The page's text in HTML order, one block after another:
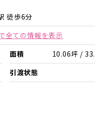
る
徒歩6分
全ての情報を表示
面積
10.06坪 /
引渡状態